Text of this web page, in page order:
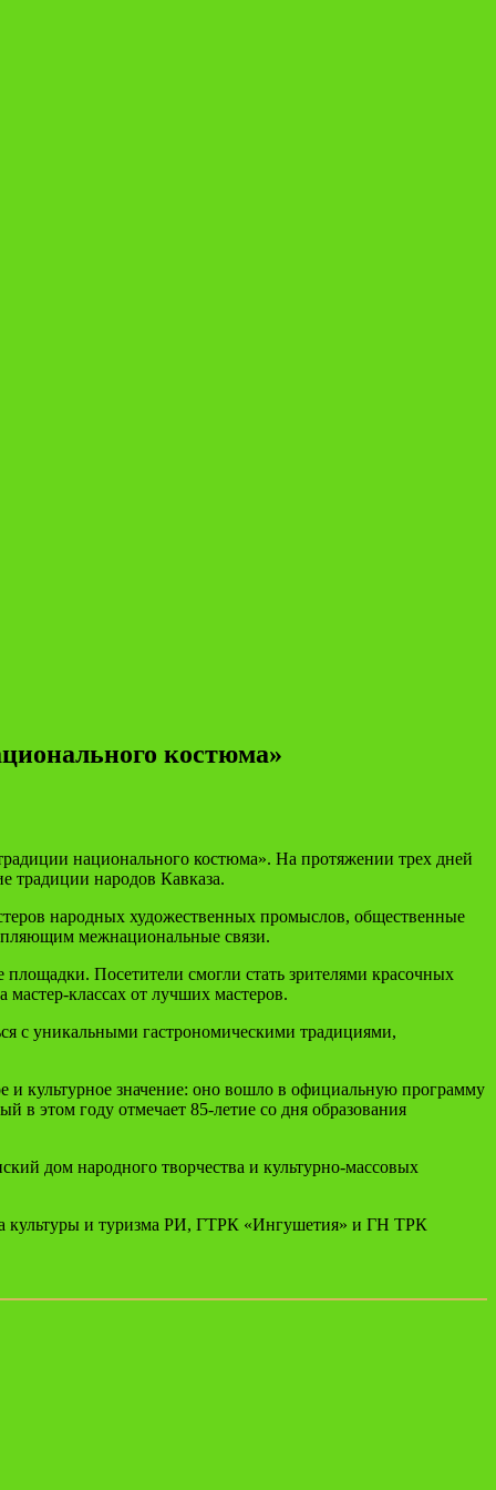
костюма»
национального костюма». На протяжении трех дней
традиции народов Кавказа.
народных художественных промыслов, общественные
межнациональные связи.
Посетители смогли стать зрителями красочных
классах от лучших мастеров.
с уникальными гастрономическими традициями,
и культурное значение: оно вошло в официальную программу
этом году отмечает 85-летие со дня образования
дом народного творчества и культурно-массовых
культуры и туризма РИ, ГТРК «Ингушетия» и ГН ТРК